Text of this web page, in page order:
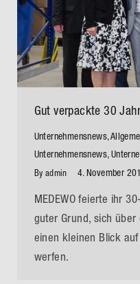
Gut verpackte 30
Unternehmensnews,
Unternehmensnews,
By admin 4. November
MEDEWO feierte ihr
guter Grund, sich
einen kleinen Blick
werfen.